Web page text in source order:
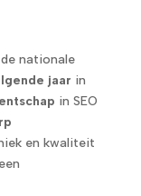
nationale
jaar in
in SEO
en kwaliteit